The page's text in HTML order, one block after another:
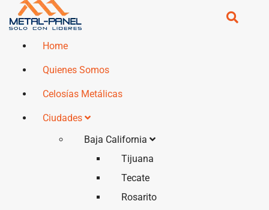
Home
Quienes Somos
Celosías Metálicas
Ciudades
Baja California
Tijuana
Tecate
Rosarito